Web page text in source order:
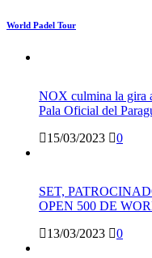
World Padel Tour
NOX culmina la gira
Pala Oficial del
15/03/2023
0
SET,
OPEN 500 DE
13/03/2023
0